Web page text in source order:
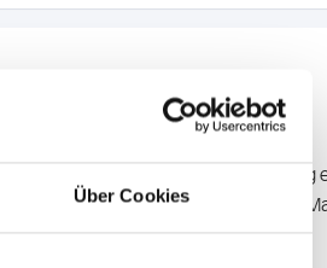
Über Cookies
mit der Terminbestätigung
1 Tag vor Ihrem Termin per